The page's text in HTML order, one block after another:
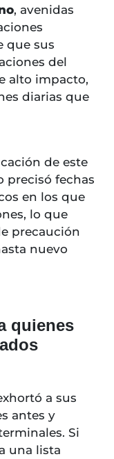
, avenidas
que sus
del
alto impacto,
diarias que
de este
precisó fechas
en los que
lo que
precaución
nuevo
quienes
a sus
antes y
Si
una lista